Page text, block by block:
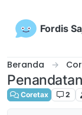
Fordis
Beranda
Coretax 2